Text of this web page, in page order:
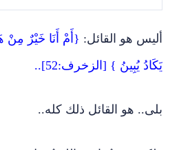
أليس هو القائل: {أَمْ أَنَا خَيْرٌ مِنْ
يَكَادُ يُبِينُ } [الزخرف:52]..
بلى.. هو القائل ذلك كله..